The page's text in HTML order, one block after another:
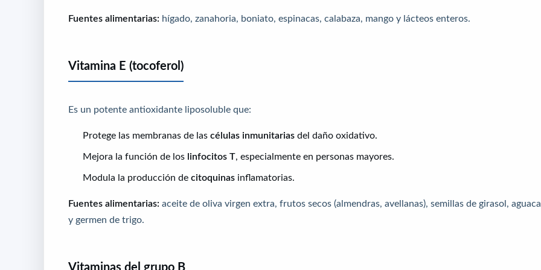
Fuentes alimentarias: hígado, zanahoria, boniato, espinacas, calabaza, mango y lácteos enteros.
Vitamina E (tocoferol)
Es un potente antioxidante liposoluble que:
Protege las membranas de las células inmunitarias del daño oxidativo.
Mejora la función de los linfocitos T , especialmente en personas mayores.
Modula la producción de citoquinas inflamatorias.
Fuentes alimentarias: aceite de oliva virgen extra, frutos secos (almendras, avellanas), semillas de girasol,
y germen de trigo.
Vitaminas del grupo B